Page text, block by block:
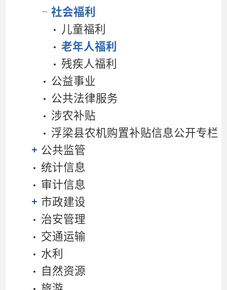
社会福利
儿童福利
老年人福利
残疾人福利
公益事业
公共法律服务
涉农补贴
浮梁县农机购置补贴信息公开专栏
公共监管
统计信息
审计信息
市政建设
治安管理
交通运输
水利
自然资源